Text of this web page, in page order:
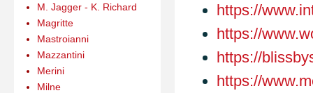
https://
https://
https://
https://
M. Jagger - K. Richard
Magritte
Mastroianni
Mazzantini
Merini
Milne